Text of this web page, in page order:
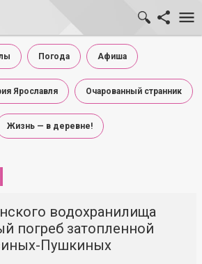
Погода Афиша
Ярославля Очарованный странник
Жизнь — в деревне!
водохранилища
погреб затопленной
Пушкиных